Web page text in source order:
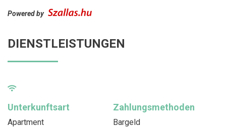
Powered by
DIENSTLEISTUNGEN
Unterkunftsart
Apartment
Zahlungsmethoden
Bargeld